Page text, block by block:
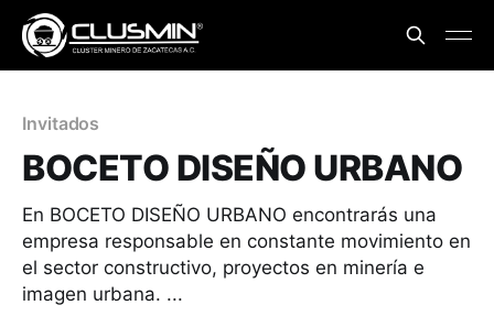
Invitados
BOCETO DISEÑO URBANO
En BOCETO DISEÑO URBANO encontrarás una
empresa responsable en constante movimiento en
el sector constructivo, proyectos en minería e
imagen urbana. ...